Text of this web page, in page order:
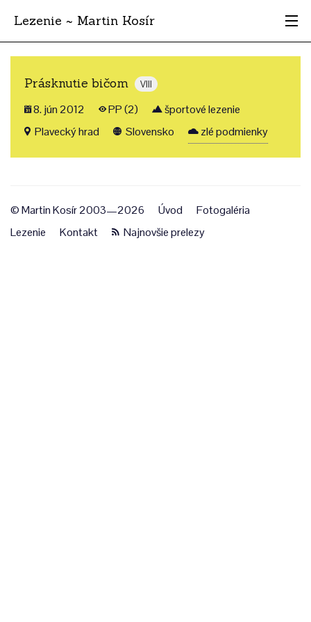
Lezenie ~ Martin Kosír
Najhodnotnejšie
Krajina
Štýl
Prásknutie bičom VIII
8. jún 2012 PP (2)
športové lezenie
Plavecký hrad
Slovensko zlé podmienky
© Martin Kosír 2003—2026 Úvod
Fotogaléria
Lezenie
Kontakt Najnovšie prelezy